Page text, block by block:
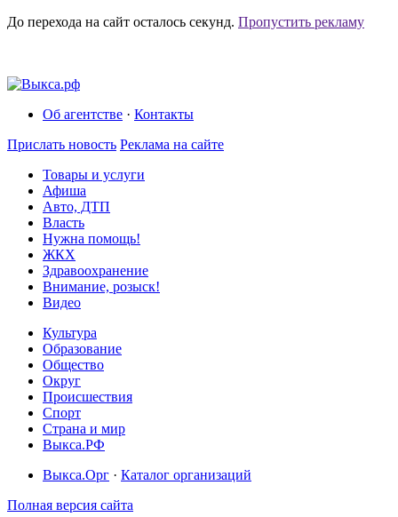
До перехода на сайт осталось секунд. Пропустить рекламу
Об агентстве · Контакты
Прислать новость Реклама на сайте
Товары и услуги
Афиша
Авто, ДТП
Власть
Нужна помощь!
ЖКХ
Здравоохранение
Внимание, розыск!
Видео
Культура
Образование
Общество
Округ
Происшествия
Спорт
Страна и мир
Выкса.РФ
Выкса.Орг · Каталог организаций
Полная версия сайта